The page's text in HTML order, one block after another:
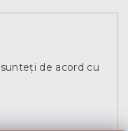
de acord cu